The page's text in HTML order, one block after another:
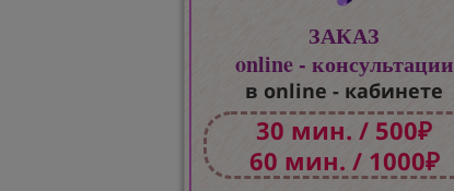
ЗАКАЗ
online - консультации
в online - кабинете
30 мин. / 500₽
60 мин. / 1000₽